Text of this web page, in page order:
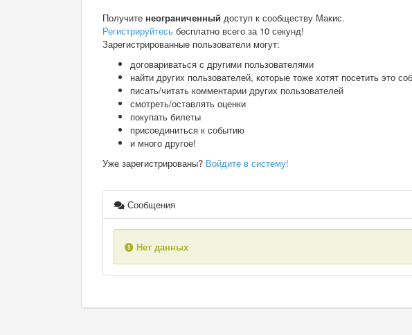
Получите неограниченный доступ к сообществу Макис.
Регистрируйтесь бесплатно всего за 10 секунд!
Зарегистрированные пользователи могут:
договариваться с другими пользователями
найти других пользователей, которые тоже хотят посетить это
писать/читать комментарии других пользователей
смотреть/оставлять оценки
покупать билеты
присоединиться к событию
и много другое!
Уже зарегистрированы? Войдите в систему!
Сообщения
Нет данных